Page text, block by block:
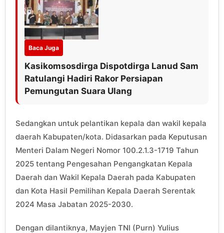
Baca Juga
Kasikomsosdirga Dispotdirga Lanud Sam
Ratulangi Hadiri Rakor Persiapan
Pemungutan Suara Ulang
Sedangkan untuk pelantikan kepala dan wakil kepala
daerah Kabupaten/kota. Didasarkan pada Keputusan
Menteri Dalam Negeri Nomor 100.2.1.3-1719 Tahun
2025 tentang Pengesahan Pengangkatan Kepala
Daerah dan Wakil Kepala Daerah pada Kabupaten
dan Kota Hasil Pemilihan Kepala Daerah Serentak
2024 Masa Jabatan 2025-2030.
Dengan dilantiknya, Mayjen TNI (Purn) Yulius